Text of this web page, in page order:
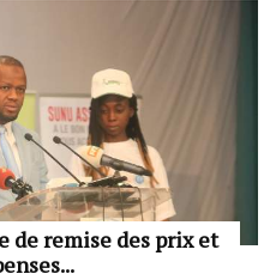
de remise des prix et